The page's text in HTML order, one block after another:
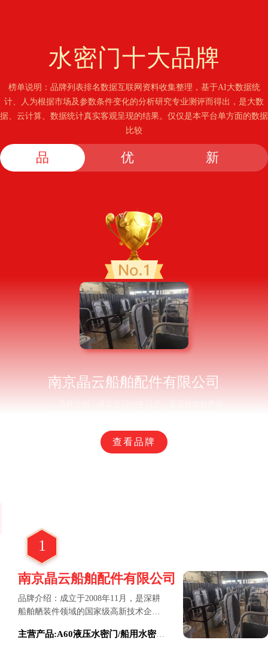
水密门十大品牌
榜单说明：品牌列表排名数据互联网资料收集整理，基于AI大数据统
计、人为根据市场及参数条件变化的分析研究专业测评而得出，是大数
据、云计算、数据统计真实客观呈现的结果。仅仅是本平台单方面的数据
比较
品
优
榜
新
南京晶云船舶配件有限公司
液压水密门/船用水密门/船用风雨密门/船用A60防火水
密门/船用液压水密门/船用耐压水密门/船用钢质水密
术创新，拥有多项专利，部分产品搭载智能传感模
查看品牌
1
南京晶云船舶配件有限公司
品牌介绍：成立于2008年11月，是深耕
船舶舾装件领域的国家级高新技术企
配套解决方案。产品分类：水密门/A60主营产品:A60液压水密门/船用水密门/船用风雨密门/船用A60防火水密门/船用液压水密门//船用耐压水密门//船用钢质水密门//船用铰链液压水密门/不锈钢水密门/铝合金水密门